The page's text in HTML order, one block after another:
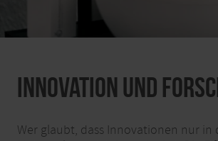
Innovation und
Wer glaubt, dass Innovationen nur in